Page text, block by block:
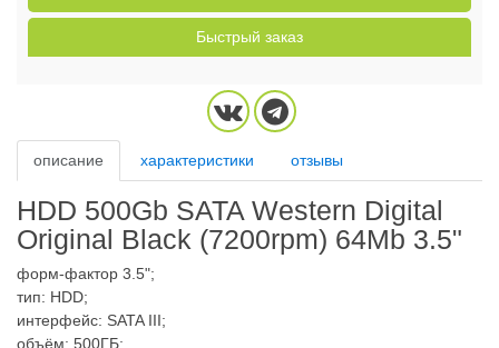
Быстрый заказ
описание характеристики отзывы
HDD 500Gb SATA Western Digital
Original Black (7200rpm) 64Mb 3.5"
форм-фактор 3.5";
тип: HDD;
интерфейс: SATA III;
объём: 500ГБ;